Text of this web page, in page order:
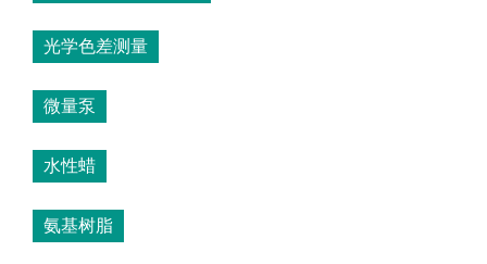
光学色差测量
微量泵
水性蜡
氨基树脂